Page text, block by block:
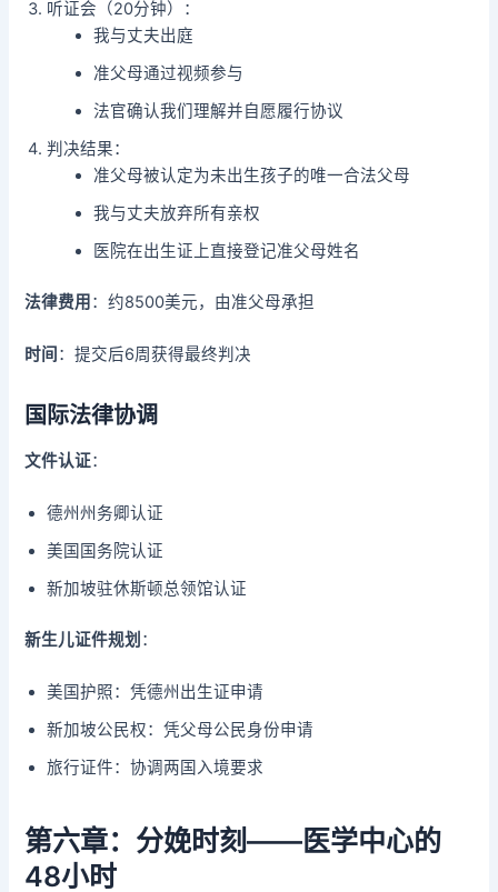
听证会（20分钟）：
我与丈夫出庭
准父母通过视频参与
法官确认我们理解并自愿履行协议
判决结果：
准父母被认定为未出生孩子的唯一合法父母
我与丈夫放弃所有亲权
医院在出生证上直接登记准父母姓名
法律费用 ：约8500美元，由准父母承担
时间 ：提交后6周获得最终判决
国际法律协调
文件认证：
德州州务卿认证
美国国务院认证
新加坡驻休斯顿总领馆认证
新生儿证件规划 ：
美国护照：凭德州出生证申请
新加坡公民权：凭父母公民身份申请
旅行证件：协调两国入境要求
第六章：分娩时刻——医学中心的
48小时